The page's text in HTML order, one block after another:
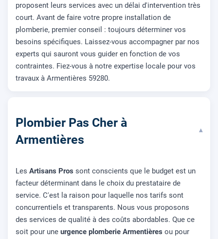
proposent leurs services avec un délai d'intervention très
court. Avant de faire votre propre installation de
plomberie, premier conseil : toujours déterminer vos
besoins spécifiques. Laissez-vous accompagner par nos
experts qui sauront vous guider en fonction de vos
contraintes. Fiez-vous à notre expertise locale pour vos
travaux à Armentières 59280.
Plombier Pas Cher à
Armentières
▾
Les Artisans Pros sont conscients que le budget est un
facteur déterminant dans le choix du prestataire de
service. C'est la raison pour laquelle nos tarifs sont
concurrentiels et transparents. Nous vous proposons
des services de qualité à des coûts abordables. Que ce
soit pour une urgence plomberie Armentières ou pour